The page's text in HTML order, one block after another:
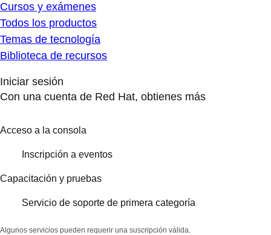
Cursos y exámenes
Todos los productos
Temas de tecnología
Biblioteca de recursos
Iniciar sesión
Con una cuenta de Red Hat, obtienes más
Acceso a la consola
Inscripción a eventos
Capacitación y pruebas
Servicio de soporte de primera categoría
Algunos servicios pueden requerir una suscripción válida.